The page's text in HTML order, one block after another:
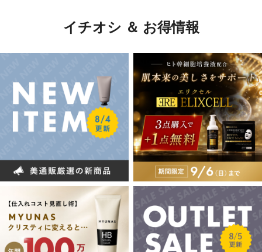
イチオシ ＆ お得情報